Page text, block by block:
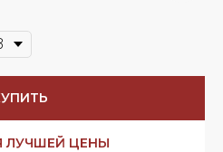
ЛУЧШЕЙ ЦЕНЫ